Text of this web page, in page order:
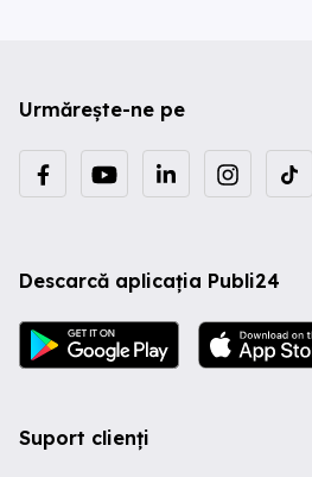
Urmărește-ne pe
Descarcă aplicația Publi24
Suport clienți